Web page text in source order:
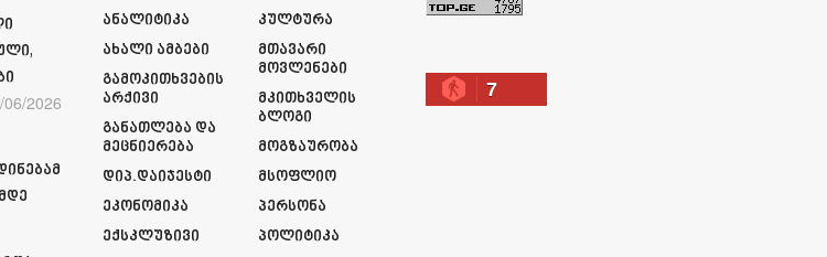
06/2026
Ანალიტიკა
Ახალი Ამბები
Გამოკითხვების
Არქივი
Განათლება Და
Მეცნიერება
Დიპ.დაიჯესტი
Ეკონომიკა
Ექსკლუზივი
Კულტურა
Მთავარი
Მოვლენები
Მკითხველის
Ბლოგი
Მოგზაურობა
Მსოფლიო
Პერსონა
Პოლიტიკა
7